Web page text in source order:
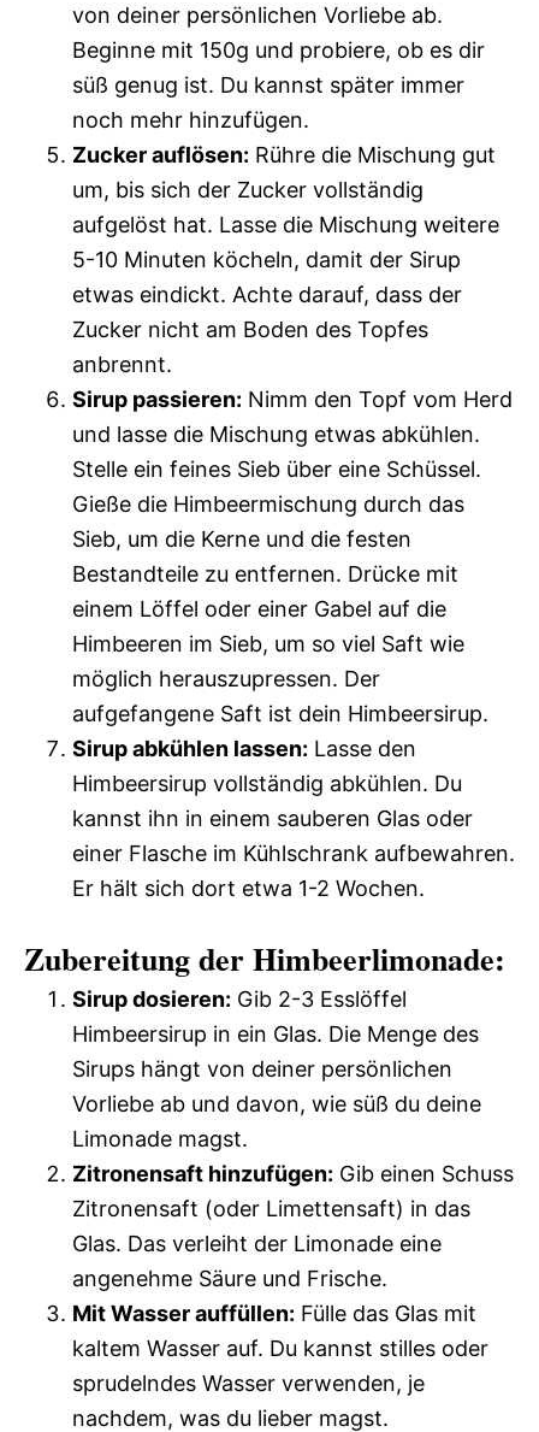
von deiner persönlichen Vorliebe ab.
Beginne mit 150g und probiere, ob es dir
süß genug ist. Du kannst später immer
noch mehr hinzufügen.
Zucker auflösen: Rühre die Mischung gut
um, bis sich der Zucker vollständig
aufgelöst hat. Lasse die Mischung weitere
5-10 Minuten köcheln, damit der Sirup
etwas eindickt. Achte darauf, dass der
Zucker nicht am Boden des Topfes
anbrennt.
Sirup passieren: Nimm den Topf vom Herd
und lasse die Mischung etwas abkühlen.
Stelle ein feines Sieb über eine Schüssel.
Gieße die Himbeermischung durch das
Sieb, um die Kerne und die festen
Bestandteile zu entfernen. Drücke mit
einem Löffel oder einer Gabel auf die
Himbeeren im Sieb, um so viel Saft wie
möglich herauszupressen. Der
aufgefangene Saft ist dein Himbeersirup.
Sirup abkühlen lassen: Lasse den
Himbeersirup vollständig abkühlen. Du
kannst ihn in einem sauberen Glas oder
einer Flasche im Kühlschrank aufbewahren.
Er hält sich dort etwa 1-2 Wochen.
Zubereitung der Himbeerlimonade:
Sirup dosieren: Gib 2-3 Esslöffel
Himbeersirup in ein Glas. Die Menge des
Sirups hängt von deiner persönlichen
Vorliebe ab und davon, wie süß du deine
Limonade magst.
Zitronensaft hinzufügen: Gib einen Schuss
Zitronensaft (oder Limettensaft) in das
Glas. Das verleiht der Limonade eine
angenehme Säure und Frische.
Mit Wasser auffüllen: Fülle das Glas mit
kaltem Wasser auf. Du kannst stilles oder
sprudelndes Wasser verwenden, je
nachdem, was du lieber magst.